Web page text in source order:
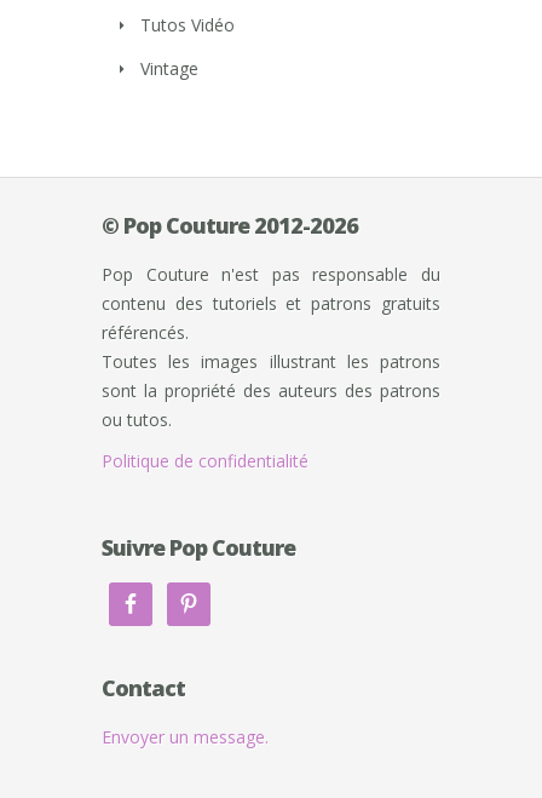
Tutos Vidéo
Vintage
© Pop Couture 2012-2026
Pop Couture n'est pas responsable du
contenu des tutoriels et patrons gratuits
référencés.
Toutes les images illustrant les patrons
sont la propriété des auteurs des patrons
ou tutos.
Politique de confidentialité
Suivre Pop Couture
Contact
Envoyer un message.